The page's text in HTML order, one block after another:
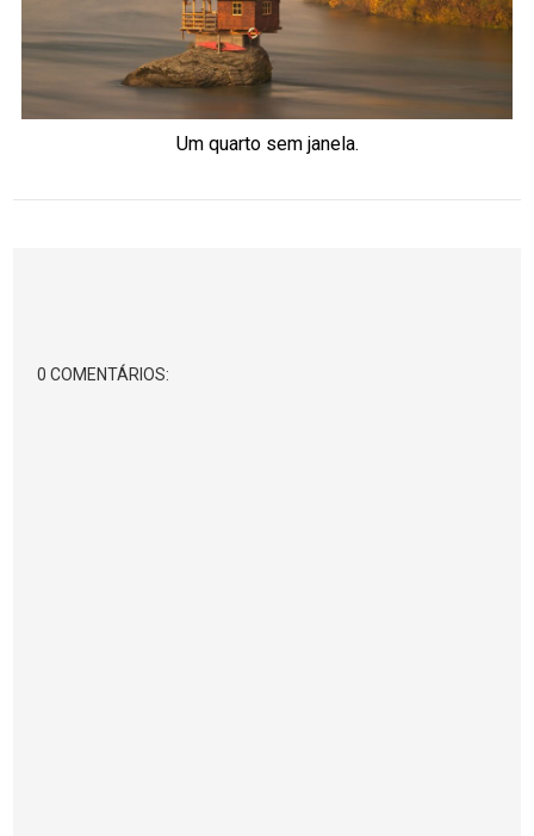
Um quarto sem janela.
0 COMENTÁRIOS: